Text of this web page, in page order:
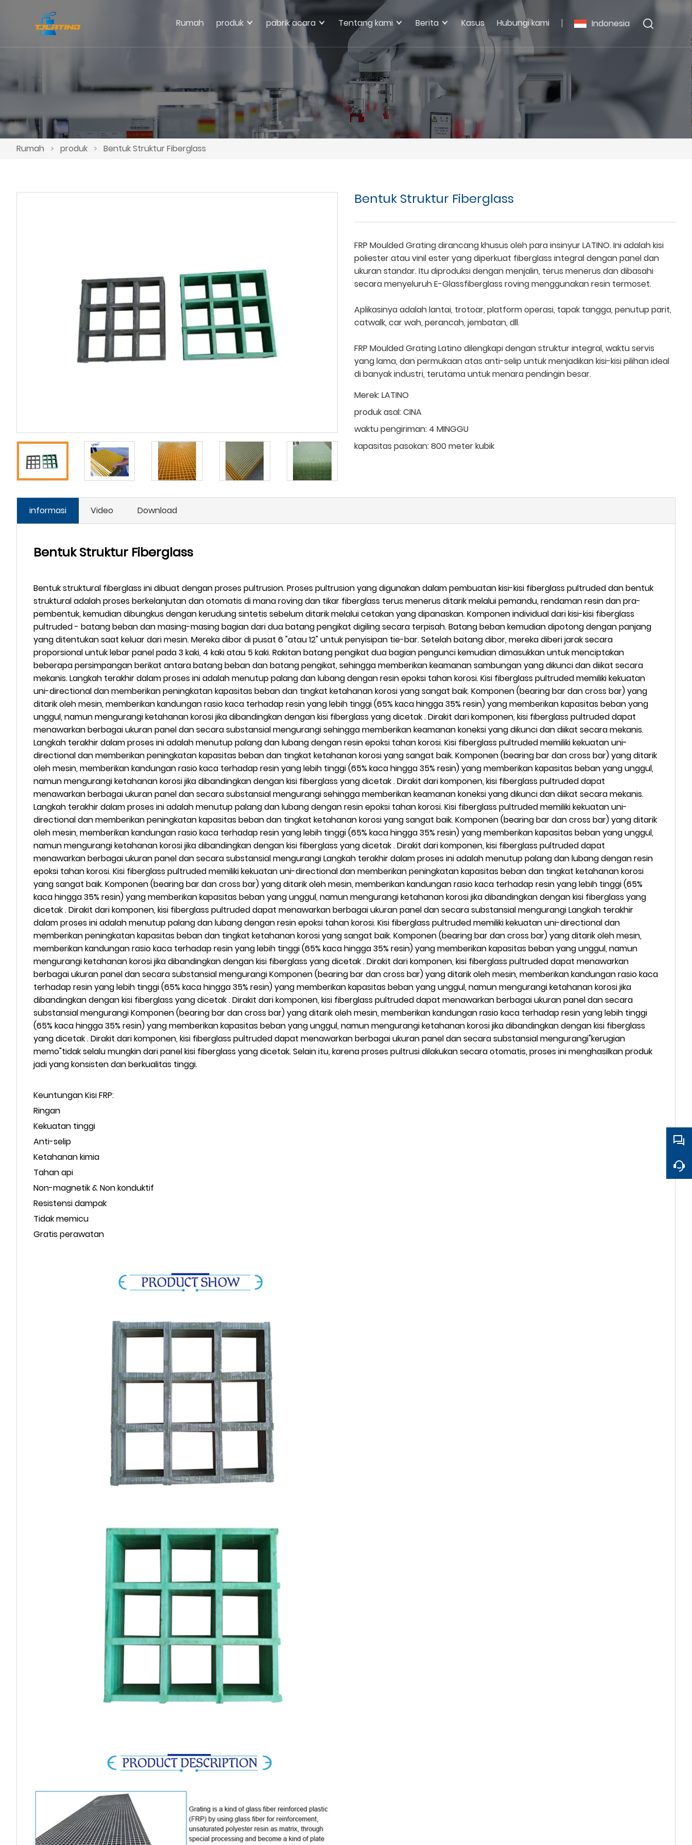
Indonesia
Rumah produk pabrik acara Tentang kami Berita Kasus Hubungi kami
Rumah > produk > Bentuk Struktur Fiberglass
Bentuk Struktur Fiberglass
FRP Moulded Grating dirancang khusus oleh para insinyur LATINO. Ini adalah kisi
poliester atau vinil ester yang diperkuat fiberglass integral dengan panel dan
ukuran standar. Itu diproduksi dengan menjalin, terus menerus dan dibasahi
secara menyeluruh E-Glassfiberglass roving menggunakan resin termoset.
Aplikasinya adalah lantai, trotoar, platform operasi, tapak tangga, penutup parit,
catwalk, car wah, perancah, jembatan, dll.
FRP Moulded Grating Latino dilengkapi dengan struktur integral, waktu servis
yang lama, dan permukaan atas anti-selip untuk menjadikan kisi-kisi pilihan ideal
di banyak industri, terutama untuk menara pendingin besar.
Merek:LATINO
produk asal:CINA
waktu pengiriman: 4 MINGGU
kapasitas pasokan:800 meter kubik
informasi Video Download
Bentuk Struktur Fiberglass
Bentuk struktural fiberglass ini dibuat dengan proses pultrusion. Proses pultrusion yang digunakan dalam pembuatan kisi-kisi fiberglass pultruded dan bentuk
struktural adalah proses berkelanjutan dan otomatis di mana roving dan tikar fiberglass terus menerus ditarik melalui pemandu, rendaman resin dan pra-
pembentuk, kemudian dibungkus dengan kerudung sintetis sebelum ditarik melalui cetakan yang dipanaskan. Komponen individual dari kisi-kisi fiberglass
pultruded - batang beban dan masing-masing bagian dari dua batang pengikat digiling secara terpisah. Batang beban kemudian dipotong dengan panjang
yang ditentukan saat keluar dari mesin. Mereka dibor di pusat 6 "atau 12" untuk penyisipan tie-bar. Setelah batang dibor, mereka diberi jarak secara
proporsional untuk lebar panel pada 3 kaki, 4 kaki atau 5 kaki. Rakitan batang pengikat dua bagian pengunci kemudian dimasukkan untuk menciptakan
beberapa persimpangan berikat antara batang beban dan batang pengikat, sehingga memberikan keamanan sambungan yang dikunci dan diikat secara
mekanis. Langkah terakhir dalam proses ini adalah menutup palang dan lubang dengan resin epoksi tahan korosi. Kisi fiberglass pultruded memiliki kekuatan
uni-directional dan memberikan peningkatan kapasitas beban dan tingkat ketahanan korosi yang sangat baik. Komponen (bearing bar dan cross bar) yang
ditarik oleh mesin, memberikan kandungan rasio kaca terhadap resin yang lebih tinggi (65% kaca hingga 35% resin) yang memberikan kapasitas beban yang
unggul, namun mengurangi ketahanan korosi jika dibandingkan dengan kisi fiberglass yang dicetak . Dirakit dari komponen, kisi fiberglass pultruded dapat
menawarkan berbagai ukuran panel dan secara substansial mengurangi sehingga memberikan keamanan koneksi yang dikunci dan diikat secara mekanis.
Langkah terakhir dalam proses ini adalah menutup palang dan lubang dengan resin epoksi tahan korosi. Kisi fiberglass pultruded memiliki kekuatan uni-
directional dan memberikan peningkatan kapasitas beban dan tingkat ketahanan korosi yang sangat baik. Komponen (bearing bar dan cross bar) yang ditarik
oleh mesin, memberikan kandungan rasio kaca terhadap resin yang lebih tinggi (65% kaca hingga 35% resin) yang memberikan kapasitas beban yang unggul,
namun mengurangi ketahanan korosi jika dibandingkan dengan kisi fiberglass yang dicetak . Dirakit dari komponen, kisi fiberglass pultruded dapat
menawarkan berbagai ukuran panel dan secara substansial mengurangi sehingga memberikan keamanan koneksi yang dikunci dan diikat secara mekanis.
Langkah terakhir dalam proses ini adalah menutup palang dan lubang dengan resin epoksi tahan korosi. Kisi fiberglass pultruded memiliki kekuatan uni-
directional dan memberikan peningkatan kapasitas beban dan tingkat ketahanan korosi yang sangat baik. Komponen (bearing bar dan cross bar) yang ditarik
oleh mesin, memberikan kandungan rasio kaca terhadap resin yang lebih tinggi (65% kaca hingga 35% resin) yang memberikan kapasitas beban yang unggul,
namun mengurangi ketahanan korosi jika dibandingkan dengan kisi fiberglass yang dicetak . Dirakit dari komponen, kisi fiberglass pultruded dapat
menawarkan berbagai ukuran panel dan secara substansial mengurangi Langkah terakhir dalam proses ini adalah menutup palang dan lubang dengan resin
epoksi tahan korosi. Kisi fiberglass pultruded memiliki kekuatan uni-directional dan memberikan peningkatan kapasitas beban dan tingkat ketahanan korosi
yang sangat baik. Komponen (bearing bar dan cross bar) yang ditarik oleh mesin, memberikan kandungan rasio kaca terhadap resin yang lebih tinggi (65%
kaca hingga 35% resin) yang memberikan kapasitas beban yang unggul, namun mengurangi ketahanan korosi jika dibandingkan dengan kisi fiberglass yang
dicetak . Dirakit dari komponen, kisi fiberglass pultruded dapat menawarkan berbagai ukuran panel dan secara substansial mengurangi Langkah terakhir
dalam proses ini adalah menutup palang dan lubang dengan resin epoksi tahan korosi. Kisi fiberglass pultruded memiliki kekuatan uni-directional dan
memberikan peningkatan kapasitas beban dan tingkat ketahanan korosi yang sangat baik. Komponen (bearing bar dan cross bar) yang ditarik oleh mesin,
memberikan kandungan rasio kaca terhadap resin yang lebih tinggi (65% kaca hingga 35% resin) yang memberikan kapasitas beban yang unggul, namun
mengurangi ketahanan korosi jika dibandingkan dengan kisi fiberglass yang dicetak . Dirakit dari komponen, kisi fiberglass pultruded dapat menawarkan
berbagai ukuran panel dan secara substansial mengurangi Komponen (bearing bar dan cross bar) yang ditarik oleh mesin, memberikan kandungan rasio kaca
terhadap resin yang lebih tinggi (65% kaca hingga 35% resin) yang memberikan kapasitas beban yang unggul, namun mengurangi ketahanan korosi jika
dibandingkan dengan kisi fiberglass yang dicetak . Dirakit dari komponen, kisi fiberglass pultruded dapat menawarkan berbagai ukuran panel dan secara
substansial mengurangi Komponen (bearing bar dan cross bar) yang ditarik oleh mesin, memberikan kandungan rasio kaca terhadap resin yang lebih tinggi
(65% kaca hingga 35% resin) yang memberikan kapasitas beban yang unggul, namun mengurangi ketahanan korosi jika dibandingkan dengan kisi fiberglass
yang dicetak . Dirakit dari komponen, kisi fiberglass pultruded dapat menawarkan berbagai ukuran panel dan secara substansial mengurangi"kerugian
memo"tidak selalu mungkin dari panel kisi fiberglass yang dicetak. Selain itu, karena proses pultrusi dilakukan secara otomatis, proses ini menghasilkan produk
jadi yang konsisten dan berkualitas tinggi.
Keuntungan Kisi FRP:
Ringan
Kekuatan tinggi
Anti-selip
Ketahanan kimia
Tahan api
Non-magnetik & Non konduktif
Resistensi dampak
Tidak memicu
Gratis perawatan